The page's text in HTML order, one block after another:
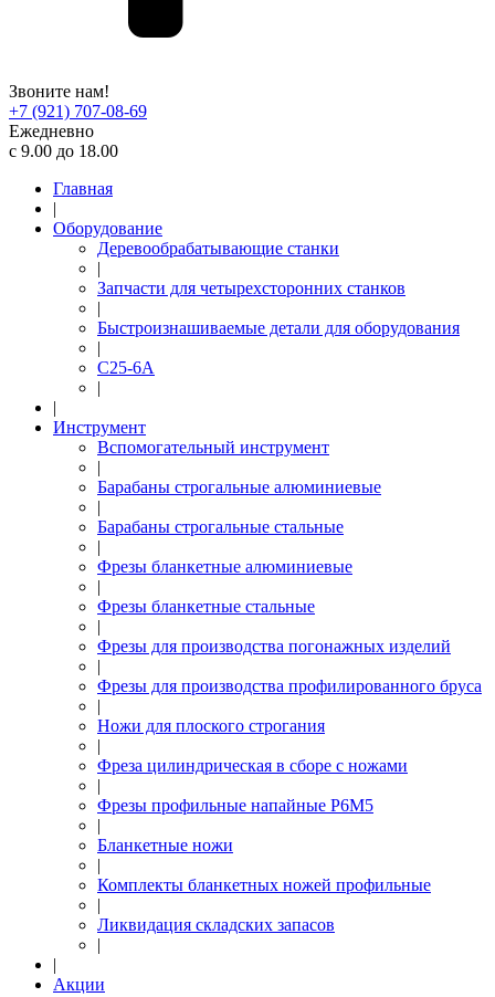
Звоните нам!
+7 (921) 707-08-69
Ежедневно
с 9.00 до 18.00
Главная
|
Оборудование
Деревообрабатывающие станки
|
Запчасти для четырехсторонних станков
|
Быстроизнашиваемые детали для оборудования
|
С25-6А
|
|
Инструмент
Вспомогательный инструмент
|
Барабаны строгальные алюминиевые
|
Барабаны строгальные стальные
|
Фрезы бланкетные алюминиевые
|
Фрезы бланкетные стальные
|
Фрезы для производства погонажных изделий
|
Фрезы для производства профилированного бруса
|
Ножи для плоского строгания
|
Фреза цилиндрическая в сборе с ножами
|
Фрезы профильные напайные Р6М5
|
Бланкетные ножи
|
Комплекты бланкетных ножей профильные
|
Ликвидация складских запасов
|
|
Акции